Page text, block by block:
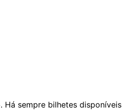
sempre bilhetes